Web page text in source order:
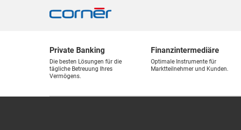
Private Banking
Die besten Lösungen für die
tägliche Betreuung Ihres
Vermögens.
Finanzintermediäre
Optimale Instrumente für
Marktteilnehmer und Kunden.